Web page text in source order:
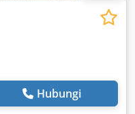
Hubungi